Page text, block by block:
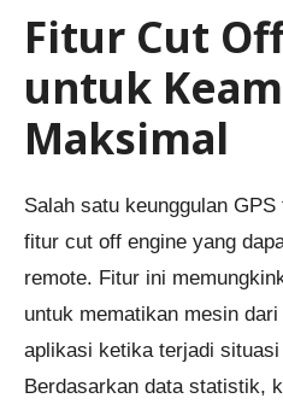
Fitur Cut
untuk
Maksimal
Salah satu keunggulan
fitur cut off engine yang
remote. Fitur ini
untuk mematikan mesin
aplikasi ketika terjadi
Berdasarkan data statistik,